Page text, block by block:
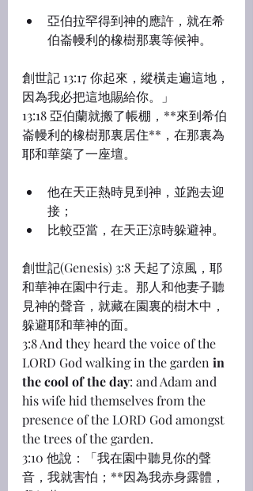
亞伯拉罕得到神的應許，就在希
伯崙幔利的橡樹那裏等候神。
創世記 13:17 你起來，縱橫走遍這地，
因為我必把這地賜給你。」
13:18 亞伯蘭就搬了帳棚，**來到希伯
崙幔利的橡樹那裏居住**，在那裏為
耶和華築了一座壇。
他在天正熱時見到神，並跑去迎
接；
比較亞當，在天正涼時躲避神。
創世記(Genesis) 3:8 天起了涼風，耶
和華神在園中行走。那人和他妻子聽
見神的聲音，就藏在園裏的樹木中，
躲避耶和華神的面。
3:8 And they heard the voice of the
LORD God walking in the garden in
the cool of the day: and Adam and
his wife hid themselves from the
presence of the LORD God amongst
the trees of the garden.
3:10 他說：「我在園中聽見你的聲
音，我就害怕；**因為我赤身露體，